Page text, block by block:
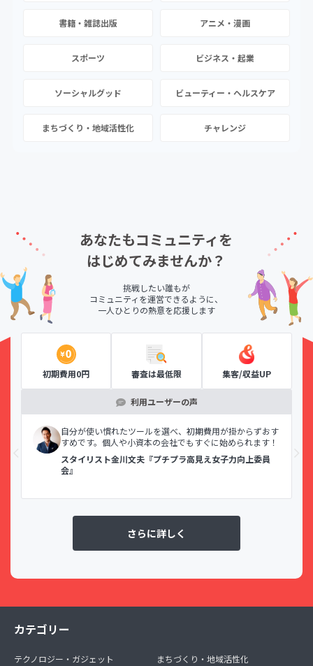
書籍・雑誌出版 アニメ・漫画
スポーツ ビジネス・起業
ソーシャルグッド ビューティー・ヘルスケア
まちづくり・地域活性化 チャレンジ
あなたもコミュニティを
はじめてみませんか？
挑戦したい誰もが
コミュニティを運営できるように、
一人ひとりの熱意を応援します
初期費用0円 審査は最低限 集客/収益UP
利用ユーザーの声
自分が使い慣れたツールを選べ、初期費用が掛からずおす
すめです。個人や小資本の会社でもすぐに始められます！
スタイリスト金川文夫『プチプラ高見え女子力向上委員
会』
さらに詳しく
カテゴリー
テクノロジー・ガジェット
まちづくり・地域活性化